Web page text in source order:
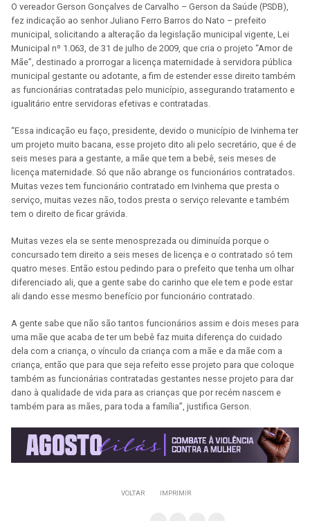
O vereador Gerson Gonçalves de Carvalho – Gerson da Saúde (PSDB),
fez indicação ao senhor Juliano Ferro Barros do Nato – prefeito
municipal, solicitando a alteração da legislação municipal vigente, Lei
Municipal nº 1.063, de 31 de julho de 2009, que cria o projeto “Amor de
Mãe”, destinado a prorrogar a licença maternidade à servidora pública
municipal gestante ou adotante, a fim de estender esse direito também
as funcionárias contratadas pelo município, assegurando tratamento e
igualitário entre servidoras efetivas e contratadas.
“Essa indicação eu faço, presidente, devido o município de Ivinhema ter
um projeto muito bacana, esse projeto dito ali pelo secretário, que é de
seis meses para a gestante, a mãe que tem a bebê, seis meses de
licença maternidade. Só que não abrange os funcionários contratados.
Muitas vezes tem funcionário contratado em Ivinhema que presta o
serviço, muitas vezes não, todos presta o serviço relevante e também
tem o direito de ficar grávida.
Muitas vezes ela se sente menosprezada ou diminuída porque o
concursado tem direito a seis meses de licença e o contratado só tem
quatro meses. Então estou pedindo para o prefeito que tenha um olhar
diferenciado ali, que a gente sabe do carinho que ele tem e pode estar
ali dando esse mesmo benefício por funcionário contratado.
A gente sabe que não são tantos funcionários assim e dois meses para
uma mãe que acaba de ter um bebê faz muita diferença do cuidado
dela com a criança, o vínculo da criança com a mãe e da mãe com a
criança, então que para que seja refeito esse projeto para que coloque
também as funcionárias contratadas gestantes nesse projeto para dar
dano à qualidade de vida para as crianças que por recém nascem e
também para as mães, para toda a família”, justifica Gerson.
VOLTAR IMPRIMIR